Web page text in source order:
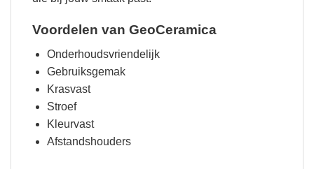
Voordelen van GeoCeramica
Onderhoudsvriendelijk
Gebruiksgemak
Krasvast
Stroef
Kleurvast
Afstandshouders